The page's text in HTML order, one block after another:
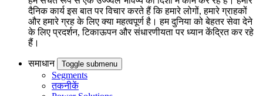
दैनिक कार्य इस बात पर विचार करते हैं कि हमारे लोगों, हमारे ग्राहकों
और हमारे ग्रह के लिए क्या महत्वपूर्ण है। हम दुनिया को बेहतर सेवा देने
के लिए प्रदर्शन, टिकाऊपन और संधारणीयता पर ध्यान केंद्रित कर रहे
हैं।
समाधान Toggle submenu
Segments
तकनीकें